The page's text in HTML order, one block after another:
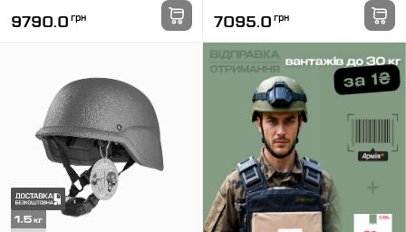
9790.0 грн 7095.0 грн